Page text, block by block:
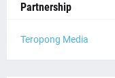
Partnership
Teropong Media